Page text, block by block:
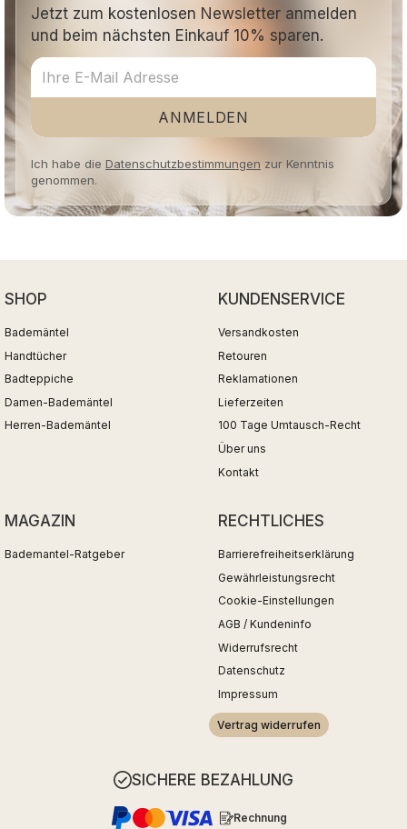
Jetzt zum kostenlosen Newsletter anmelden
und beim nächsten Einkauf 10% sparen.
ANMELDEN
Ich habe die Datenschutzbestimmungen zur Kenntnis
genommen.
SHOP
Bademäntel
Handtücher
Badteppiche
Damen-Bademäntel
Herren-Bademäntel
KUNDENSERVICE
Versandkosten
Retouren
Reklamationen
Lieferzeiten
100 Tage Umtausch-Recht
Über uns
Kontakt
MAGAZIN
Bademantel-Ratgeber
RECHTLICHES
Barrierefreiheitserklärung
Gewährleistungsrecht
Cookie-Einstellungen
AGB / Kundeninfo
Widerrufsrecht
Datenschutz
Impressum
Vertrag widerrufen
SICHERE BEZAHLUNG
Rechnung